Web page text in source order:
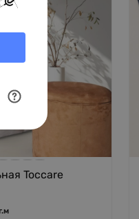
Toccare